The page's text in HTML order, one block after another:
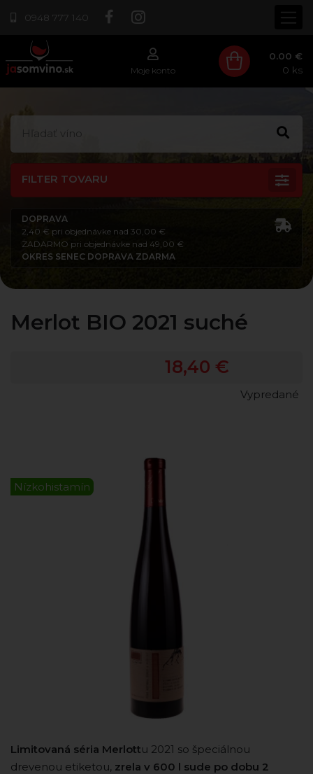
0948 777 140
Moje konto
0.00 €
0 ks
FILTER TOVARU
DOPRAVA
2,40 € pri objednávke nad 30,00 €
ZADARMO pri objednávke nad 49,00 €
OKRES SENEC DOPRAVA ZDARMA
Merlot BIO 2021 suché
18,40 €
Vypredané
Nízkohistamín
Limitovaná séria Merlottu 2021 so špeciálnou
drevenou etiketou, zrela v 600 l sude po dobu 2